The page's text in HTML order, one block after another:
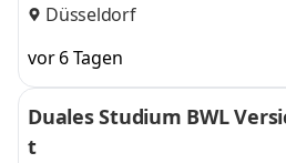
Düsseldorf
vor 6 Tagen
Duales Studium BWL
t